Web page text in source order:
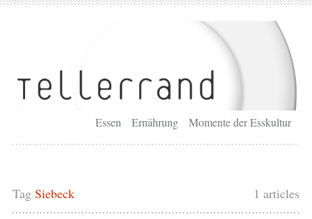
Essen Ernährung Momente der Esskultur
1 articles
Tag Siebeck